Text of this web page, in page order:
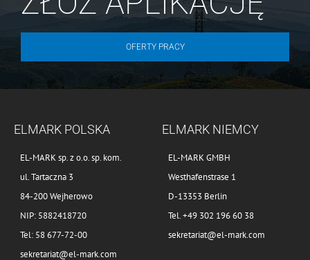
OFERTY PRACY
ELMARK POLSKA
EL-MARK sp. z o.o. sp. kom.
ul. Tartaczna 3
84-200 Wejherowo
NIP: 5882418720
Tel: 58 677-72-00
sekretariat@el-mark.com
ELMARK NIEMCY
EL-MARK GMBH
Westhafenstrase 1
D-13353 Berlin
Tel. +49 302 196 60 38
sekretariat@el-mark.com